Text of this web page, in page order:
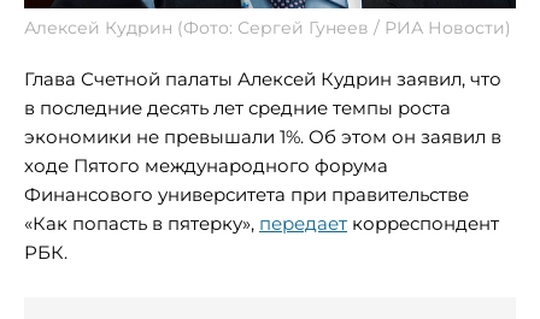
Алексей Кудрин (Фото: Сергей Гунеев / РИА Новости)
Глава Счетной палаты Алексей Кудрин заявил, что
в последние десять лет средние темпы роста
экономики не превышали 1%. Об этом он заявил в
ходе Пятого международного форума
Финансового университета при правительстве
«Как попасть в пятерку», передает корреспондент
РБК.